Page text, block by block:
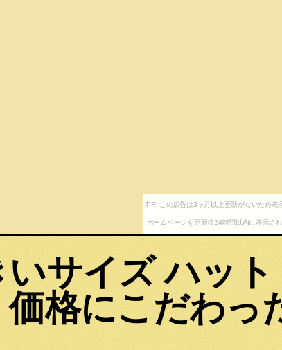
[PR] この広告は3ヶ月以上更新がないため表
ホームページを更新後24時間以内に表示さ
いサイズ ハッ
価格にこだわっ